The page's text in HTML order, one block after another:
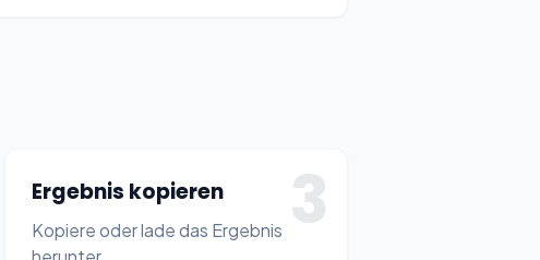
3
Ergebnis kopieren
Kopiere oder lade das Ergebnis